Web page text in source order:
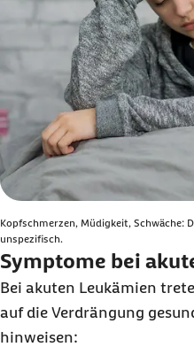
Kopfschmerzen, Müdigkeit, Schwäche:
unspezifisch.
Symptome bei
Bei akuten Leukämien
auf die Verdrängung
hinweisen: